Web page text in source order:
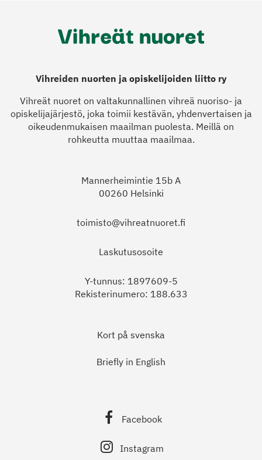
Vihreiden nuorten ja opiskelijoiden liitto ry
Vihreät nuoret on valtakunnallinen vihreä nuoriso- ja
opiskelijajärjestö, joka toimii kestävän, yhdenvertaisen ja
oikeudenmukaisen maailman puolesta. Meillä on
rohkeutta muuttaa maailmaa.
Mannerheimintie 15b A
00260 Helsinki
toimisto@vihreatnuoret.fi
Laskutusosoite
Y-tunnus: 1897609-5
Rekisterinumero: 188.633
Kort på svenska
Briefly in English
Facebook
Instagram